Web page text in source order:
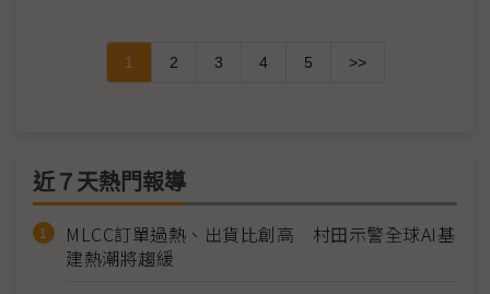
1 2 3 4 5 >>
近７天熱門報導
MLCC訂單過熱、出貨比創高 村田示警全球AI基
建熱潮將趨緩